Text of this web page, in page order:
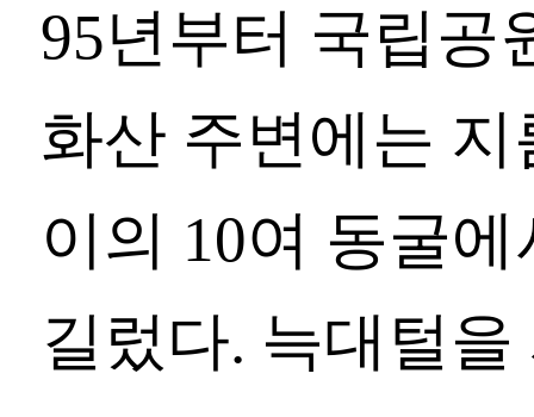
95년부터 국립공
화산 주변에는 지
이의 10여 동굴
길렀다. 늑대털